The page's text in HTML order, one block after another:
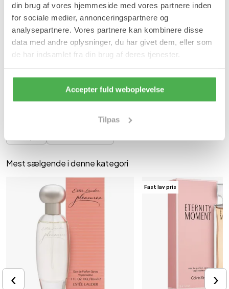
din brug af vores hjemmeside med vores partnere inden
for sociale medier, annonceringspartnere og
analysepartnere. Vores partnere kan kombinere disse
data med andre oplysninger, du har givet dem, eller som
de har indsamlet fra din brug af deres tjenester.
Accepter fuld weboplevelse
Tilpas
Duftprofil
Frisk og let krydret åbning
Blomsteragtige og elegante hjertenoter
Blød og varm base
100 ml Clinique Aromatic in White Eau De Parfum.
SKU:
Mest sælgende i denne kategori
Fast lav pris
‹ ›